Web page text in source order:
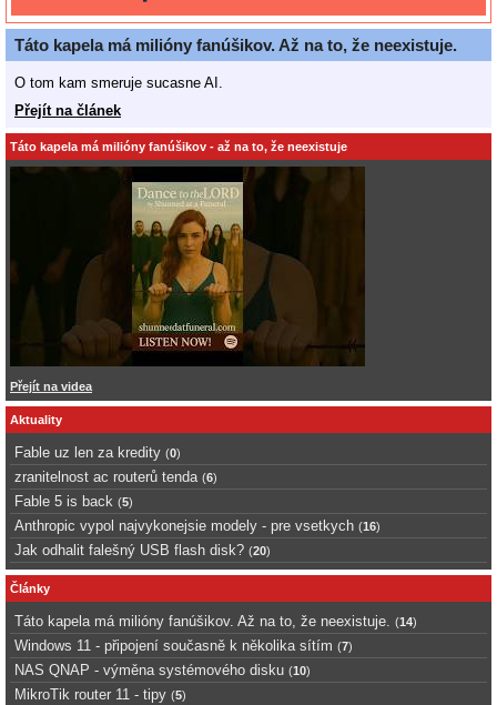
Táto kapela má milióny fanúšikov. Až na to, že neexistuje.
O tom kam smeruje sucasne AI.
Přejít na článek
Táto kapela má milióny fanúšikov - až na to, že neexistuje
Přejít na videa
Aktuality
Fable uz len za kredity (0)
zranitelnost ac routerů tenda (6)
Fable 5 is back (5)
Anthropic vypol najvykonejsie modely - pre vsetkych (16)
Jak odhalit falešný USB flash disk? (20)
Články
Táto kapela má milióny fanúšikov. Až na to, že neexistuje. (14)
Windows 11 - připojení současně k několika sítím (7)
NAS QNAP - výměna systémového disku (10)
MikroTik router 11 - tipy (5)